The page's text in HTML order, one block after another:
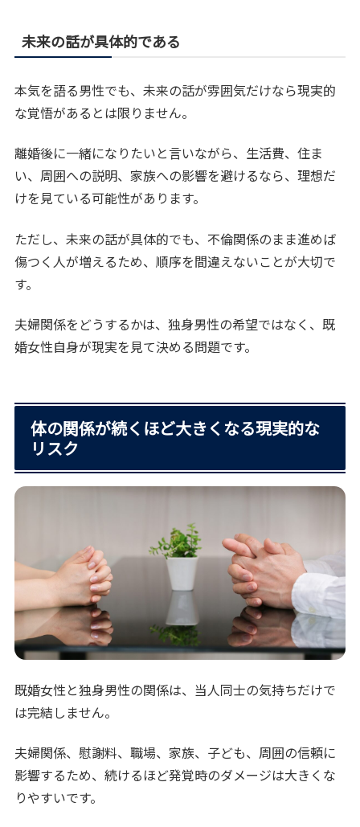
未来の話が具体的である
本気を語る男性でも、未来の話が雰囲気だけなら現実的
な覚悟があるとは限りません。
離婚後に一緒になりたいと言いながら、生活費、住ま
い、周囲への説明、家族への影響を避けるなら、理想だ
けを見ている可能性があります。
ただし、未来の話が具体的でも、不倫関係のまま進めば
傷つく人が増えるため、順序を間違えないことが大切で
す。
夫婦関係をどうするかは、独身男性の希望ではなく、既
婚女性自身が現実を見て決める問題です。
体の関係が続くほど大きくなる現実的な
リスク
既婚女性と独身男性の関係は、当人同士の気持ちだけで
は完結しません。
夫婦関係、慰謝料、職場、家族、子ども、周囲の信頼に
影響するため、続けるほど発覚時のダメージは大きくな
りやすいです。